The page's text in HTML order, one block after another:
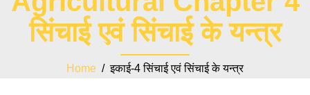
सिंचाई एवं सिंचाई के यन्त्र
Home / इकाई-4 सिंचाई एवं सिंचाई के यन्त्र